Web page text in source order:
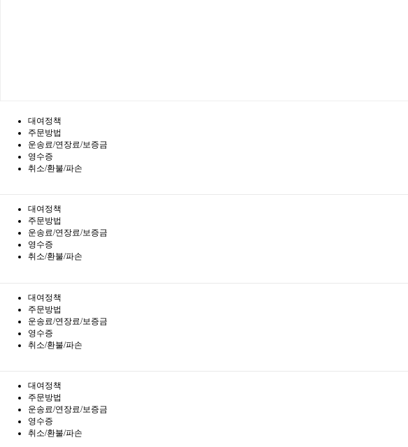
대여정책
주문방법
운송료/연장료/보증금
영수증
취소/환불/파손
대여정책
주문방법
운송료/연장료/보증금
영수증
취소/환불/파손
대여정책
주문방법
운송료/연장료/보증금
영수증
취소/환불/파손
대여정책
주문방법
운송료/연장료/보증금
영수증
취소/환불/파손